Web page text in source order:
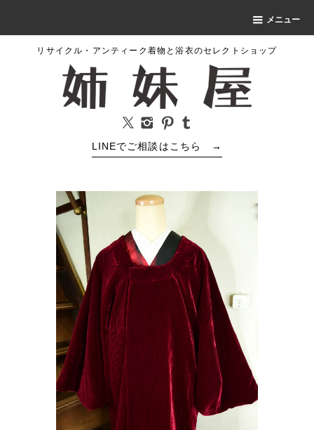
メニュー
リサイクル・アンティーク着物と浴衣のセレクトショップ
LINEでご相談はこちら →